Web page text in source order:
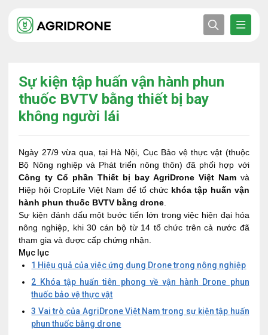
Sự kiện tập huấn vận hành phun
thuốc BVTV bằng thiết bị bay
không người lái
Ngày 27/9 vừa qua, tại Hà Nội, Cục Bảo vệ thực vật (thuộc
Bộ Nông nghiệp và Phát triển nông thôn) đã phối hợp với
Công ty Cổ phần Thiết bị bay AgriDrone Việt Namvà
Hiệp hội CropLife Việt Nam để tổ chức khóa tập huấn vận
hành phun thuốc BVTV bằng drone.
Sự kiện đánh dấu một bước tiến lớn trong việc hiện đại hóa
nông nghiệp, khi 30 cán bộ từ 14 tổ chức trên cả nước đã
tham gia và được cấp chứng nhận.
Mục lục
1 Hiệu quả của việc ứng dụng Drone trong nông nghiệp
2 Khóa tập huấn tiên phong về vận hành Drone phun
thuốc bảo vệ thực vật
3 Vai trò của AgriDrone Việt Nam trong sự kiện tập huấn
phun thuốc bằng drone